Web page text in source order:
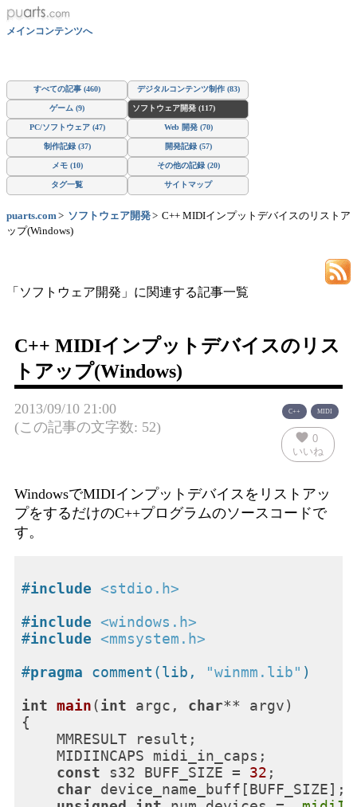
メインコンテンツへ
すべての記事 (460) デジタルコンテンツ制作 (83)
ゲーム (9) ソフトウェア開発 (117)
PC/ソフトウェア (47) Web 開発 (70)
制作記録 (37) 開発記録 (57)
メモ (10) その他の記録 (20)
タグ一覧 サイトマップ
puarts.com ソフトウェア開発
C++ MIDIインプットデバイスのリストア
ップ(Windows)
「ソフトウェア開発」に関連する記事一覧
C++ MIDIインプットデバイスのリス
トアップ(Windows)
2013/09/10 21:00
(この記事の文字数: 52)
C++ MIDI
favorite 0
いいね
WindowsでMIDIインプットデバイスをリストアッ
プをするだけのC++プログラムのソースコードで
す。
#include <stdio.h>
#include <windows.h>
#include <mmsystem.h>
#pragma comment(lib, "winmm.lib" )
int main(int argc, char** argv)
{
    MMRESULT result;
    MIDIINCAPS midi_in_caps;
const s32 BUFF_SIZE = 32 ;
char device_name_buff[BUFF_SIZE];